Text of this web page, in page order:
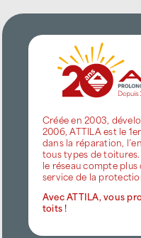
Créée en 2003,
2006, ATTILA est le
dans la réparation,
tous types de
le réseau compte plus
service de la
Avec ATTILA, vous
toits !